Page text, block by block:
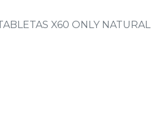
X60 ONLY NATURAL